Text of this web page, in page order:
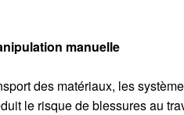
manuelle
des matériaux, les
le risque de blessures au